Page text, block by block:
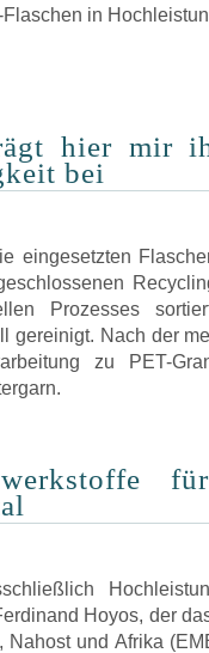
in
hier mir
bei
eingesetzten
Prozesses
gereinigt. Nach der
zu PET-
Hoyos, der
Nahost und Afrika